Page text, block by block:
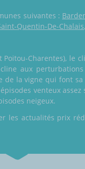
suivantes :
Quentin-De-Chalais,
Charentes), le
aux
la vigne qui font
venteux
neigeux.
les actualités prix